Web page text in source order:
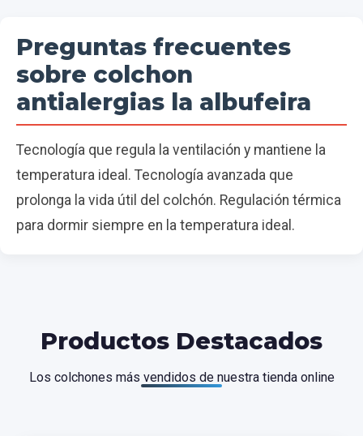
Preguntas frecuentes
sobre colchon
antialergias la albufeira
Tecnología que regula la ventilación y mantiene la
temperatura ideal. Tecnología avanzada que
prolonga la vida útil del colchón. Regulación térmica
para dormir siempre en la temperatura ideal.
Productos Destacados
Los colchones más vendidos de nuestra tienda online